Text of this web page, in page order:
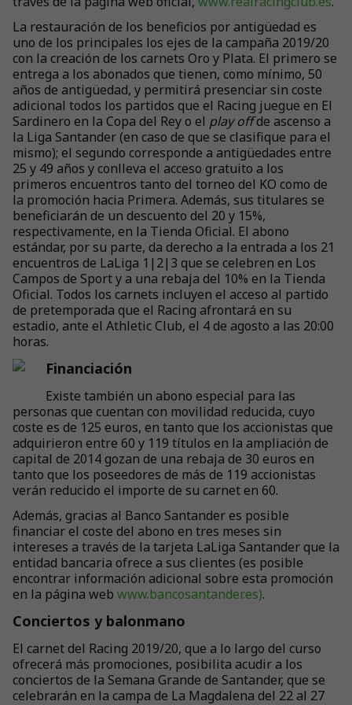
La restauración de los beneficios por antigüedad es
uno de los principales los ejes de la campaña 2019/20
con la creación de los carnets Oro y Plata. El primero se
entrega a los abonados que tienen, como mínimo, 50
años de antigüedad, y permitirá presenciar sin coste
adicional todos los partidos que el Racing juegue en El
Sardinero en la Copa del Rey o el play offde ascenso a
la Liga Santander (en caso de que se clasifique para el
mismo); el segundo corresponde a antigüedades entre
25 y 49 años y conlleva el acceso gratuito a los
primeros encuentros tanto del torneo del KO como de
la promoción hacia Primera. Además, sus titulares se
beneficiarán de un descuento del 20 y 15%,
respectivamente, en la Tienda Oficial. El abono
estándar, por su parte, da derecho a la entrada a los 21
encuentros de LaLiga 1|2|3 que se celebren en Los
Campos de Sport y a una rebaja del 10% en la Tienda
Oficial. Todos los carnets incluyen el acceso al partido
de pretemporada que el Racing afrontará en su
estadio, ante el Athletic Club, el 4 de agosto a las 20:00
horas.
Financiación
Existe también un abono especial para las
personas que cuentan con movilidad reducida, cuyo
coste es de 125 euros, en tanto que los accionistas que
adquirieron entre 60 y 119 títulos en la ampliación de
capital de 2014 gozan de una rebaja de 30 euros en
tanto que los poseedores de más de 119 accionistas
verán reducido el importe de su carnet en 60.
Además, gracias al Banco Santander es posible
financiar el coste del abono en tres meses sin
intereses a través de la tarjeta LaLiga Santander que la
entidad bancaria ofrece a sus clientes (es posible
encontrar información adicional sobre esta promoción
en la página web www.bancosantander.es).
Conciertos y balonmano
El carnet del Racing 2019/20, que a lo largo del curso
ofrecerá más promociones, posibilita acudir a los
conciertos de la Semana Grande de Santander, que se
celebrarán en la campa de La Magdalena del 22 al 27